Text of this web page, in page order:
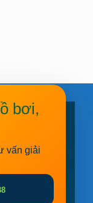
bơi,
vấn giải